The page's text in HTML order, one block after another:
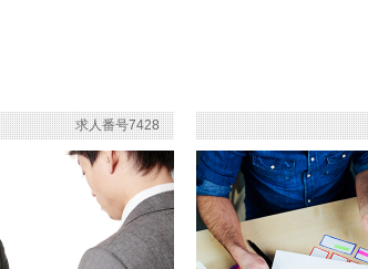
求人番号7428